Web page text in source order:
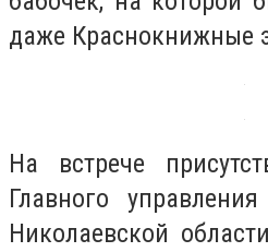
даже Краснокнижные
На встрече
Главного
Николаевской